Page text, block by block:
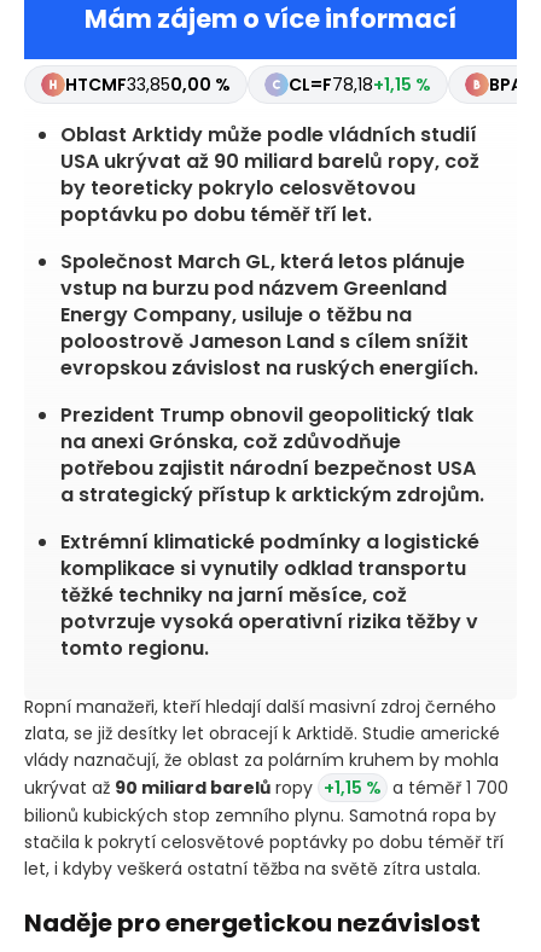
Mám zájem o více informací
HTCMF33,850,00 % CL=F78,18+1,15 %
Oblast Arktidy může podle vládních studií
USA ukrývat až 90 miliard barelů ropy, což
by teoreticky pokrylo celosvětovou
poptávku po dobu téměř tří let.
Společnost March GL, která letos plánuje
vstup na burzu pod názvem Greenland
Energy Company, usiluje o těžbu na
poloostrově Jameson Land s cílem snížit
evropskou závislost na ruských energiích.
Prezident Trump obnovil geopolitický tlak
na anexi Grónska, což zdůvodňuje
potřebou zajistit národní bezpečnost USA
a strategický přístup k arktickým zdrojům.
Extrémní klimatické podmínky a logistické
komplikace si vynutily odklad transportu
těžké techniky na jarní měsíce, což
potvrzuje vysoká operativní rizika těžby v
tomto regionu.
Ropní manažeři, kteří hledají další masivní zdroj černého
zlata, se již desítky let obracejí k Arktidě. Studie americké
vlády naznačují, že oblast za polárním kruhem by mohla
ukrývat až 90 miliard barelů ropy +1,15 % a téměř 1 700
bilionů kubických stop zemního plynu. Samotná ropa by
stačila k pokrytí celosvětové poptávky po dobu téměř tří
let, i kdyby veškerá ostatní těžba na světě zítra ustala.
Naděje pro energetickou nezávislost